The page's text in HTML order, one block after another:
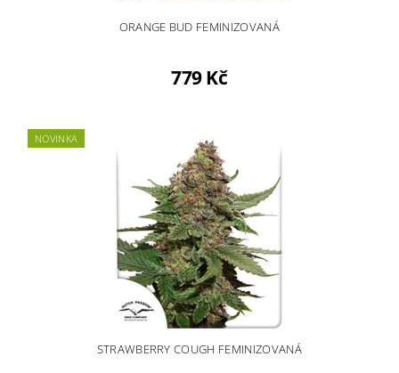
ORANGE BUD FEMINIZOVANÁ
779 Kč
NOVINKA
STRAWBERRY COUGH FEMINIZOVANÁ